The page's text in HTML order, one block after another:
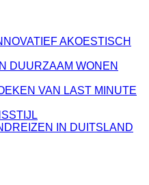
AKOESTISCH
DUURZAAM WONEN
VAN LAST MINUTE
IN DUITSLAND